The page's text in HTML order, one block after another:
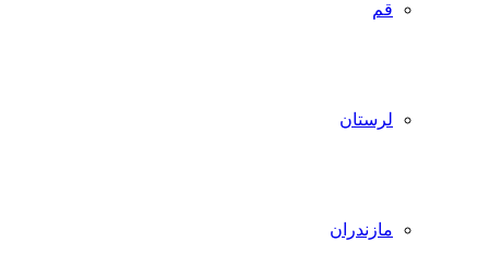
قم
لرستان
مازندران